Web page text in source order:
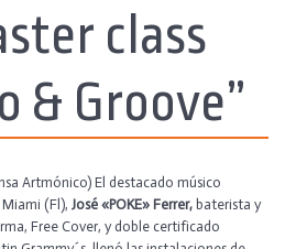
class
& Groove”
Artmónico) El destacado músico
(Fl), José «POKE» Ferrer, baterista y
Free Cover, y doble certificado